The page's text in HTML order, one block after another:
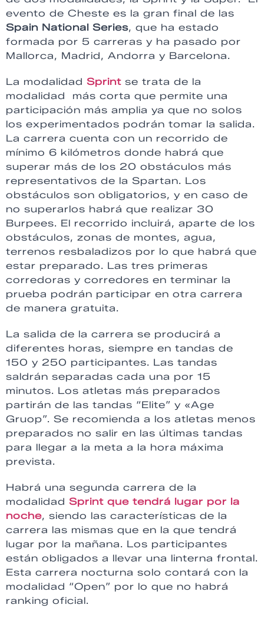
evento de Cheste es la gran final de las
Spain National Series, que ha estado
formada por 5 carreras y ha pasado por
Mallorca, Madrid, Andorra y Barcelona.
La modalidad Sprint se trata de la
modalidad más corta que permite una
participación más amplia ya que no solos
los experimentados podrán tomar la salida.
La carrera cuenta con un recorrido de
mínimo 6 kilómetros donde habrá que
superar más de los 20 obstáculos más
representativos de la Spartan. Los
obstáculos son obligatorios, y en caso de
no superarlos habrá que realizar 30
Burpees. El recorrido incluirá, aparte de los
obstáculos, zonas de montes, agua,
terrenos resbaladizos por lo que habrá que
estar preparado. Las tres primeras
corredoras y corredores en terminar la
prueba podrán participar en otra carrera
de manera gratuita.
La salida de la carrera se producirá a
diferentes horas, siempre en tandas de
150 y 250 participantes. Las tandas
saldrán separadas cada una por 15
minutos. Los atletas más preparados
partirán de las tandas “Elite” y «Age
Gruop”. Se recomienda a los atletas menos
preparados no salir en las últimas tandas
para llegar a la meta a la hora máxima
prevista.
Habrá una segunda carrera de la
modalidad Sprint que tendrá lugar por la
noche, siendo las características de la
carrera las mismas que en la que tendrá
lugar por la mañana. Los participantes
están obligados a llevar una linterna frontal.
Esta carrera nocturna solo contará con la
modalidad “Open” por lo que no habrá
ranking oficial.